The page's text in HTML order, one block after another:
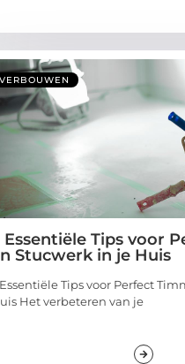
VERBOUWEN
Essentiële Tips voor
Stucwerk in je Huis
Tips voor Perfect
Het verbeteren van je